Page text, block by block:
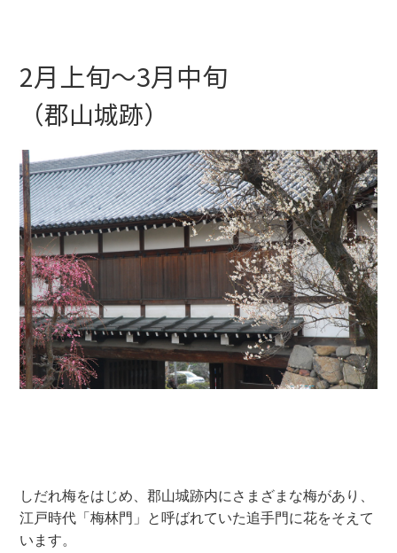
2月上旬～3月中旬
（郡山城跡）
しだれ梅をはじめ、郡山城跡内にさまざまな梅があり、
江戸時代「梅林門」と呼ばれていた追手門に花をそえて
います。